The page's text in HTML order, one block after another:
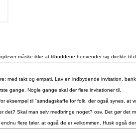
måske ikke at tilbuddene henvender sig direkte
med takt og empati. Lav en indbydende invitation,
gange. Nogle gange skal der flere invitationer til.
eksempel til "søndagskaffe for folk, der også synes,
det? Skal man selv medbringe noget? osv. Det gør det
flere føler, at også de er velkommen. Husk også